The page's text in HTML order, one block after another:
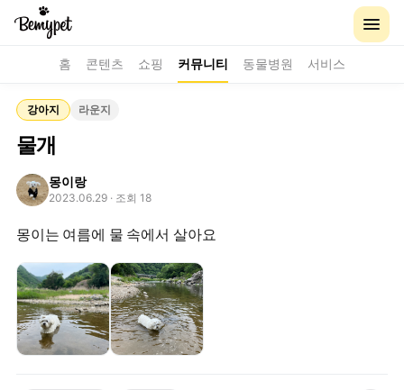
홈 콘텐츠 쇼핑 커뮤니티 동물병원 서비스
강아지 라운지
물개
몽이랑
2023.06.29 · 조회 18
몽이는 여름에 물 속에서 살아요